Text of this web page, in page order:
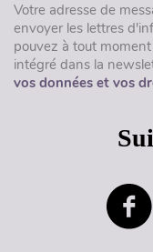
Votre adresse de
envoyer les lettres
pouvez à tout
intégré dans la
vos données et vos